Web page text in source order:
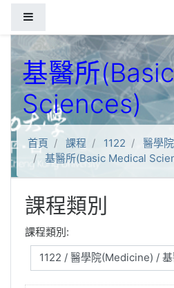
基醫所
Sciences)
首頁 課程 1122
醫學
基醫所(Basic Medical
課程類別
課程類別: